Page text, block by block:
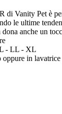
di Vanity Pet è
le ultime
anche un
- LL - XL
oppure in